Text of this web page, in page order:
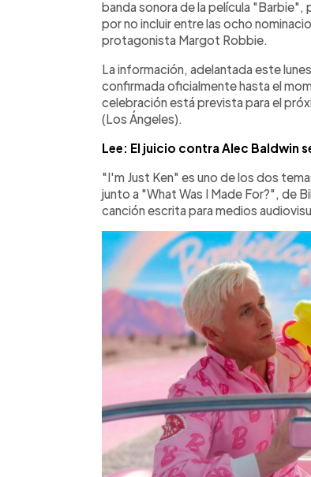
banda sonora de la película
por no incluir entre las ocho
protagonista Margot Robbie.
La información, adelantada este
confirmada oficialmente hasta el
celebración está prevista para el
(Los Ángeles).
Lee: El juicio contra Alec Baldwin
"I'm Just Ken" es uno de los dos
junto a "What Was I Made For?", de
canción escrita para medios